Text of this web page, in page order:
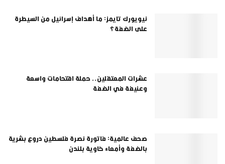
نيويورك تايمز: ما أهداف إسرائيل من السيطرة
على الضفة؟
عشرات المعتقلين.. حملة اقتحامات واسعة
وعنيفة في الضفة
صحف عالمية: فاتورة نصرة فلسطين دروع بشرية
بالضفة وأمعاء خاوية بلندن